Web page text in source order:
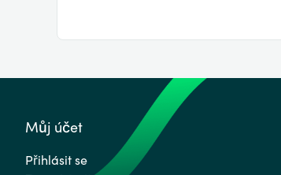
Můj účet
Přihlásit se